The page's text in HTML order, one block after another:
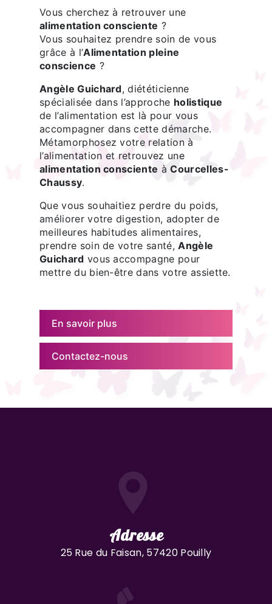
Vous cherchez à retrouver une
alimentation consciente ?
Vous souhaitez prendre soin de vous
grâce à l’Alimentation pleine
conscience ?
Angèle Guichard, diététicienne
spécialisée dans l’approche holistique
de l’alimentation est là pour vous
accompagner dans cette démarche.
Métamorphosez votre relation à
l’alimentation et retrouvez une
alimentation consciente àCourcelles-
Chaussy.
Que vous souhaitiez perdre du poids,
améliorer votre digestion, adopter de
meilleures habitudes alimentaires,
prendre soin de votre santé,Angèle
Guichard vous accompagne pour
mettre du bien-être dans votre assiette.
En savoir plus
Contactez-nous
Adresse
25 Rue du Faisan, 57420 Pouilly